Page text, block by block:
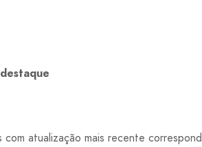
atualização mais recente